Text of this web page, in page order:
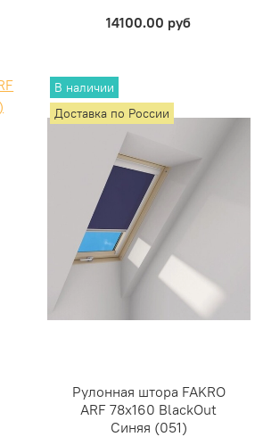
14100.00 руб
В наличии
Доставка по России
Рулонная штора FAKRO
ARF 78х160 BlackOut
Синяя (051)